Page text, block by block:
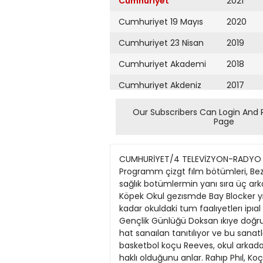
Cumhuriyet 19 Mayıs
Cumhuriyet 23 Nisan
Cumhuriyet Akademi
Cumhuriyet Akdeniz
Cumhuriyet Alışveriş
Cumhuriyet Ankara
Cumhuriyet Büyük
Taaruz
Cumhuriyet
Cumartesi
Cumhuriyet Çevre
2020
2019
2018
2017
2016
2015
2013
2012
2011
2010
2009
Our Subscribers Can Login And
Page
CUMHURİYET/4 TELEVİZYON-RADYO 12 MAYIS 1990 TV1 07.59 Açrtış 08.00 Açıköğretim 10.00 Haberler 10.10 Cumartesiden Cumartesiye Programm çizgt fılm bötümleri, Bezeiyeler, Sevimli Ayılar, Küçuk Prens, Wati Dısney'den oluşuyor. Şiir, cimnaslik, dıs kaynakh illüzyon ve sağlık botümlermin yanı sıra üç arkadasın bafmdan geçen olaylan antatan Uzun Kısa Şisman ve çızgı klip yer alıyor. 12.00 Dizi: Akıllı Köpek Okul gezısmde Bay Blocker yıne piposunu kaybeder. Her zamankı gibi çocuklann aldığmı zanneımektedır. Pıposu geri gennlene kadar okuldaki tum faalıyetlerı ipıal eder. Eric, doğumgunünde bır hediye verılirse, Bay Blocker'in yumusayacağını umıt etmektedir. 12.25 Gençlik Günlüğü Doksan ıkıye doğru kulıur bolumunde, Taha Akyol gençlerle sohbet edıyor. Geleneksel sanatlarımızdan ebru, tezfııp ve hat sanaılan tanıtılıyor ve bu sanatlarla uğruşan gençlerm çalışmalanndan örnekler sunuluyor. 13.15 Dizi: Beyaz Gölge Carver Lisesi basketbol koçu Reeves, okul arkadası Ruhip Phil'in birdenbire kendısını zıyaret etmesini kuşkuyla karşılar ve kısa zamanda kuskulannda haklı olduğunu anlar. Rahıp Phıl, Koç Reeves ve oyunculanm yoksui bir %emıte bulunan kıtısenm gençlik merkezmin baskelbol lakımma yardımcı olmak uzere davet etmektedır. Bu arada Carver basketbolcuları da yaklasan S'oel ıçın çam ağacı satarak zengın olma hayallen ıçtndedırler. 14.00 Haberler 14.10 Hafta Sonu Canlı olarak yayımlanacak olan programa Muserref Akay, Alı Karaaslan ve Coskun Demır kaiılıyorlar. Sunuculuğunu Çıgdem JUnç'un yaptığı "900 Sanıye" adlı köşe yer alıyor. Bu bolumde Türk hafif muziğınden bir solıst canlı muzık ıcra edıyor. "Soyle Kazan" adlı yarışma bölûmti yer alıyor Uğur Boceklerı kısa oyunları ıle ekrana gflıyor tkı ekıbin yarısacağı "Tele Maraton" adlı yarışma ile program sona eriyor. 15.30 Beşiktaş • Fenerbahçe Futbol Karşılaşması (Naklen) (Ayrmtılı bılgı Spor'daJ 17.15 TRT Korolan îzmır Radyosu Tiırk sanat müztği sanaıçtlanndan beraber ve solo sarkılar yer alıyor. 17.40 Dizi: Sınırdaki Kasaba Kızılderılilerın kasaba yakmlannda kamp kurması herkesı korkutur. ÜsteJik kampla beyaz bır çocuk vardır. Amcası Kızılderilılen saidırmayı dusünmektedır. 18.10 Tarihte Bu Hafta 18.25 Dizi: Bizimkiler Oiulları eslerıle arayı duzeltirken Hüsnu bey karısı Leyla ıle kuser. Şırkele gıder ve camnm sıkmusım oğullanndan çıkartır. Nikah öncesi Sabrı'nin evınde büyuk temtzlık vardır. Temızıliie Ayla da gelmıştır. Evm yenı hanımt olarak Cafer'e ve Gulsum'e buyruklar yağdırır. Eskı eşyaları ve anılardan dolayı Ayla, Sabrı'nin